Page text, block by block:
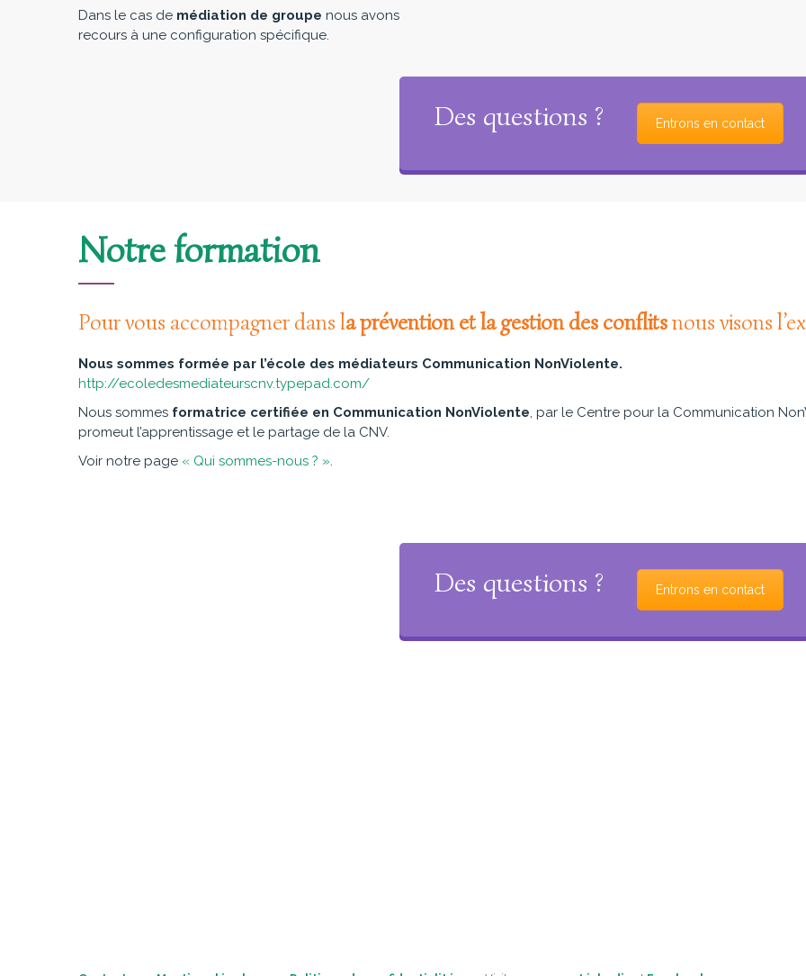
Dans le cas de médiation de groupe nous avons
recours à une configuration spécifique.
Des questions ? Entrons en contact
Notre formation
Pour vous accompagner dans la prévention et la gestion des conflitsnous visons
Nous sommes formée par l’école des médiateurs Communication NonViolente.
http://ecoledesmediateurscnv.typepad.com/
Nous sommes formatrice certifiée en Communication NonViolente, par le Centre pour la Communication
promeut l’apprentissage et le partage de la CNV.
Voir notre page « Qui sommes-nous ? ».
Des questions ? Entrons en contact